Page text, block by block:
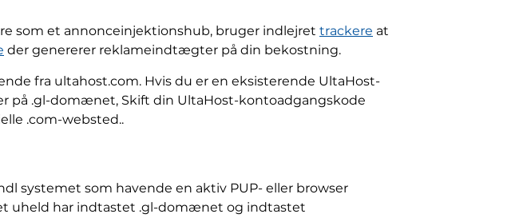
som et annonceinjektionshub, bruger indlejret trackere at
der genererer reklameindtægter på din bekostning.
fra ultahost.com. Hvis du er en eksisterende UltaHost-
på .gl-domænet, Skift din UltaHost-kontoadgangskode
.com-websted..
systemet som havende en aktiv PUP- eller browser
uheld har indtastet .gl-domænet og indtastet